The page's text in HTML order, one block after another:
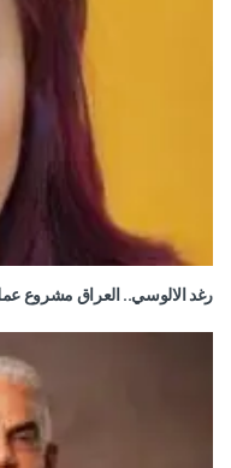
رغد الالوسي.. العراق مشروع